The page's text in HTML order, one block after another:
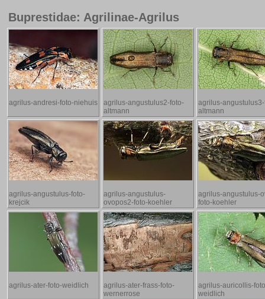
Buprestidae: Agrilinae-Agrilus
agrilus-andresi-foto-niehuis
agrilus-angustulus2-foto-
altmann
agrilus-
altmann
agrilus-angustulus-foto-
krejcik
agrilus-angustulus-
ovopos2-foto-koehler
agrilus-angustulus-
foto-koehler
agrilus-ater-foto-weidlich
agrilus-ater-frass-foto-
wernerrose
agrilus-auricollis-
weidlich